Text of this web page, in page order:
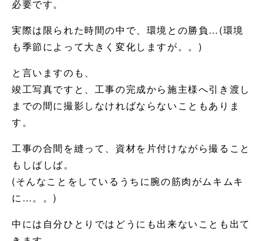
必要です。
実際は限られた時間の中で、環境との勝負…(環境
も季節によって大きく変化しますが。。)
と言いますのも、
竣工写真ですと、工事の完成から施主様へ引き渡し
までの間に撮影しなければならないこともありま
す。
工事の合間を縫って、資材を片付けながら撮ること
もしばしば。
(そんなことをしているうちに腕の筋肉がムキムキ
に…。。)
中には自分ひとりではどうにも出来ないことも出て